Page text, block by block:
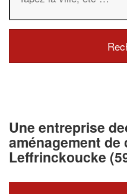
Une entreprise
aménagement de
Leffrinckoucke
vos